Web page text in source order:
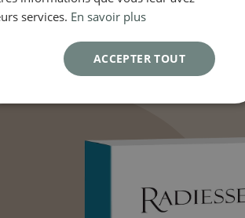
services. En savoir plus
ACCEPTER TOUT